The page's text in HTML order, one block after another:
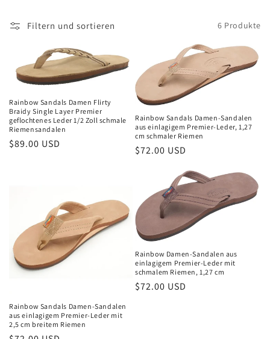
g
i
e
:
Filtern und sortieren 6 Produkte
Rainbow Sandals Damen Flirty
Braidy Single Layer Premier
geflochtenes Leder 1/2 Zoll schmale
Riemensandalen
Normaler
$89.00 USD
Rainbow Sandals Damen-Sandalen
aus einlagigem Premier-Leder, 1,27
cm schmaler Riemen
Normaler
$72.00 USD
Rainbow Sandals Damen-Sandalen
aus einlagigem Premier-Leder mit
2,5 cm breitem Riemen
Rainbow Damen-Sandalen aus
einlagigem Premier-Leder mit
schmalem Riemen, 1,27 cm
Normaler
$72.00 USD